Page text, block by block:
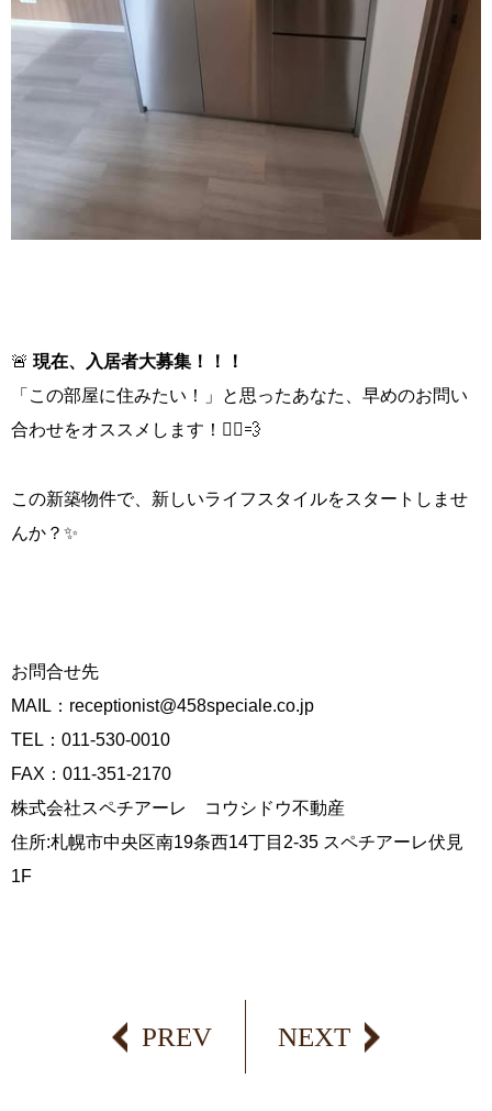
🚨 現在、入居者大募集！！！
「この部屋に住みたい！」と思ったあなた、早めのお問い
合わせをオススメします！🏃‍♂️💨
この新築物件で、新しいライフスタイルをスタートしませ
んか？✨
お問合せ先
MAIL： receptionist@458speciale.co.jp
TEL：011-530-0010
FAX：011-351-2170
株式会社スペチアーレ コウシドウ不動産
住所:札幌市中央区南19条西14丁目2-35 スペチアーレ伏見
1F
PREV NEXT